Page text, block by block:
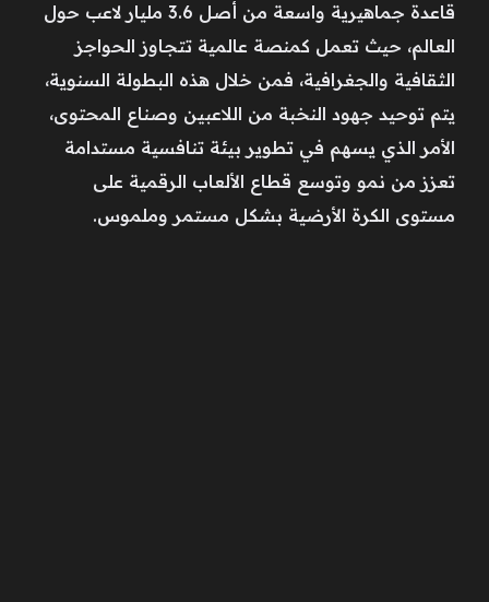
قاعدة جماهيرية واسعة من أصل 3.6 مليار لاعب حول
العالم، حيث تعمل كمنصة عالمية تتجاوز الحواجز
الثقافية والجغرافية، فمن خلال هذه البطولة السنوية،
يتم توحيد جهود النخبة من اللاعبين وصناع المحتوى،
الأمر الذي يسهم في تطوير بيئة تنافسية مستدامة
تعزز من نمو وتوسع قطاع الألعاب الرقمية على
مستوى الكرة الأرضية بشكل مستمر وملموس.